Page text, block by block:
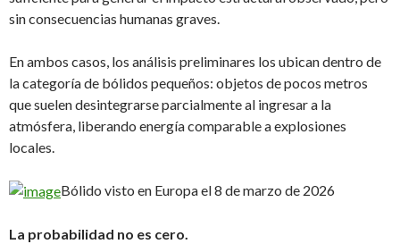
sin consecuencias humanas graves.
En ambos casos, los análisis preliminares los ubican dentro de
la categoría de bólidos pequeños: objetos de pocos metros
que suelen desintegrarse parcialmente al ingresar a la
atmósfera, liberando energía comparable a explosiones
locales.
Bólido visto en Europa el 8 de marzo de 2026
La probabilidad no es cero.